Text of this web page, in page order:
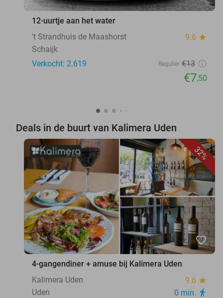
12-uurtje aan het water
't Strandhuis de Maashorst
9.6 star
Schaijk
Verkocht: 2.619
Regulier €13
€7,50
Deals in de buurt van Kalimera Uden
32%
favorite_border
4-gangendiner + amuse bij Kalimera Uden
Kalimera Uden
9.6 star
Uden 0 min. directions_walk